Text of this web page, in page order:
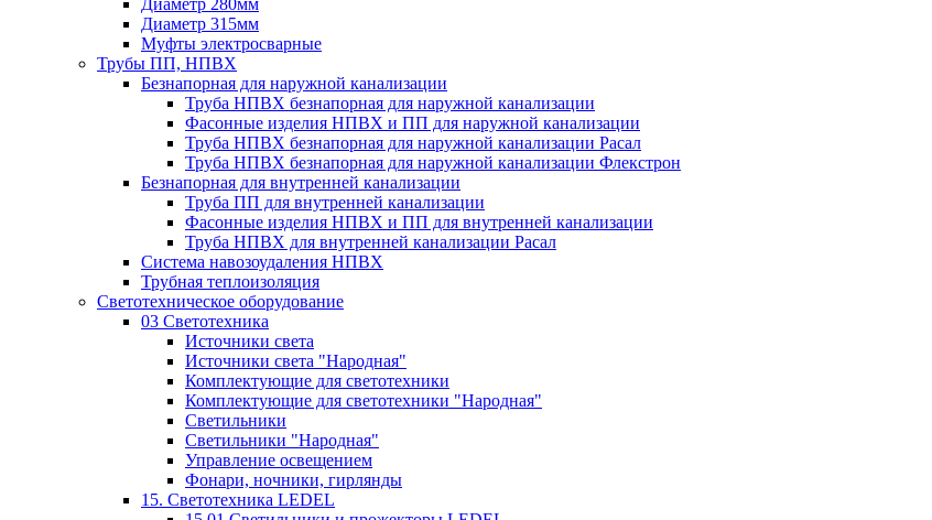
Диаметр 315мм
Муфты электросварные
Трубы ПП, НПВХ
Безнапорная для наружной канализации
Труба НПВХ безнапорная для наружной канализации
Фасонные изделия НПВХ и ПП для наружной канализации
Труба НПВХ безнапорная для наружной канализации Расал
Труба НПВХ безнапорная для наружной канализации Флекстрон
Безнапорная для внутренней канализации
Труба ПП для внутренней канализации
Фасонные изделия НПВХ и ПП для внутренней канализации
Труба НПВХ для внутренней канализации Расал
Система навозоудаления НПВХ
Трубная теплоизоляция
Светотехническое оборудование
03 Светотехника
Источники света
Источники света "Народная"
Комплектующие для светотехники
Комплектующие для светотехники "Народная"
Светильники
Светильники "Народная"
Управление освещением
Фонари, ночники, гирлянды
15. Светотехника LEDEL